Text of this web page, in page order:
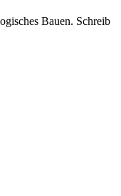
Bauen. Schreib